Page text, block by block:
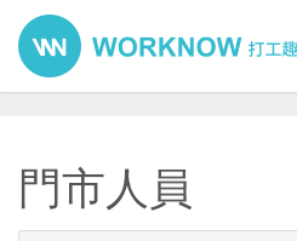
門市人員